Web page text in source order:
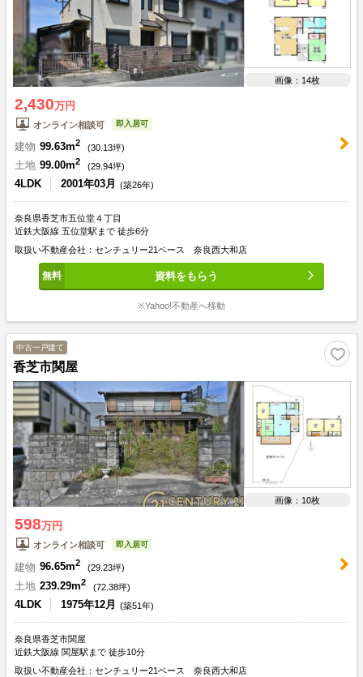
画像：14枚
2,430万円
オンライン相談可 即入居可
建物 99.63m2 (30.13坪)
土地 99.00m2 (29.94坪)
4LDK 2001年03月 (築26年)
奈良県香芝市五位堂４丁目
近鉄大阪線 五位堂駅まで 徒歩6分
取扱い不動産会社：センチュリー21ベース 奈良西大和店
資料をもらう
※Yahoo!不動産へ移動
中古一戸建て
香芝市関屋
画像：10枚
598万円
オンライン相談可 即入居可
建物 96.65m2 (29.23坪)
土地 239.29m2 (72.38坪)
4LDK 1975年12月 (築51年)
奈良県香芝市関屋
近鉄大阪線 関屋駅まで 徒歩10分
取扱い不動産会社：センチュリー21ベース 奈良西大和店